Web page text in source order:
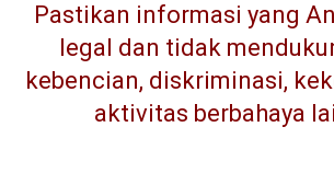
Pastikan informasi yang
legal dan tidak
kebencian, diskriminasi,
aktivitas berbahaya